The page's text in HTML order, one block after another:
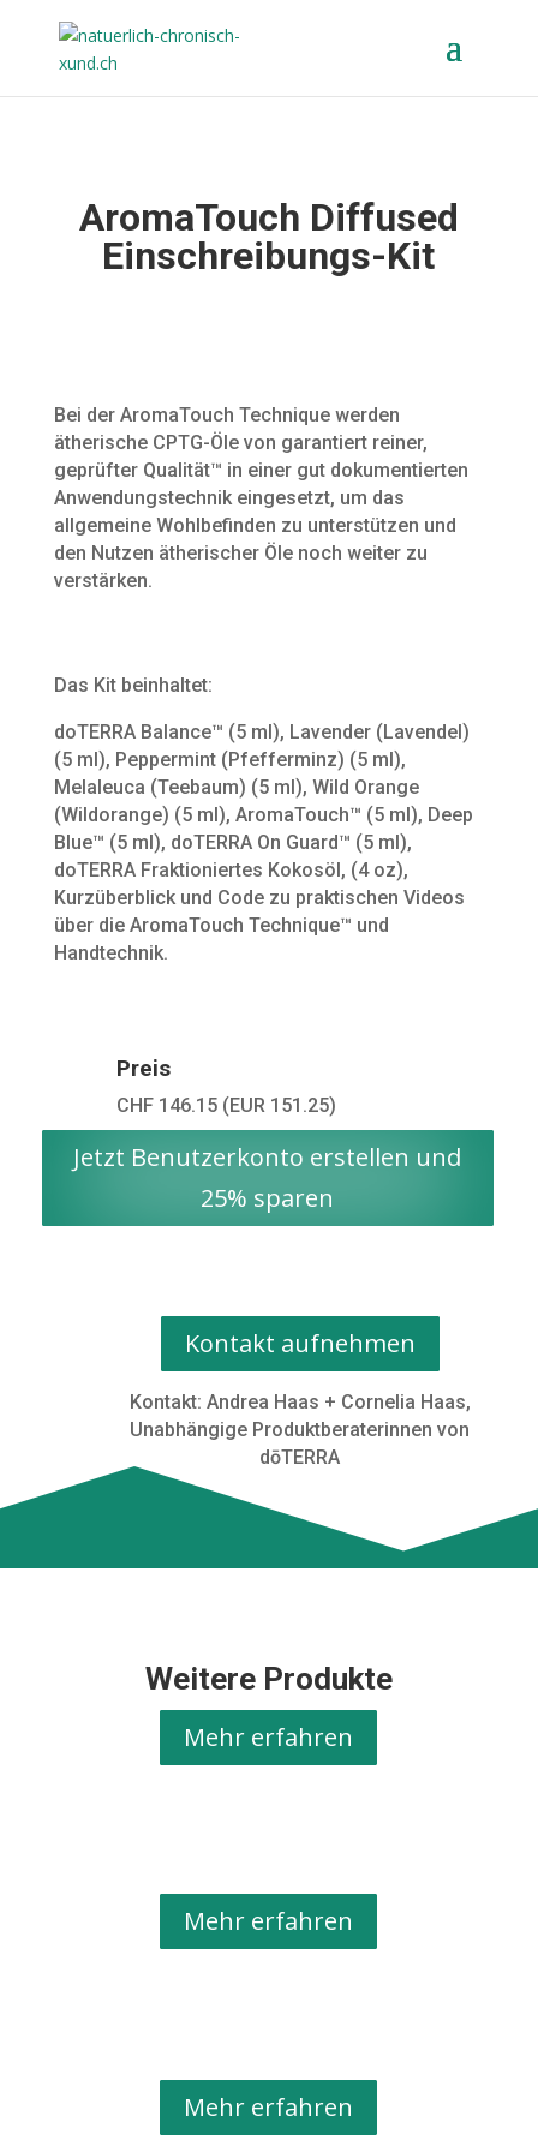
AromaTouch Diffused
Einschreibungs-Kit
Bei der AromaTouch Technique werden
ätherische CPTG-Öle von garantiert reiner,
geprüfter Qualität™ in einer gut dokumentierten
Anwendungstechnik eingesetzt, um das
allgemeine Wohlbefinden zu unterstützen und
den Nutzen ätherischer Öle noch weiter zu
verstärken.
Das Kit beinhaltet:
doTERRA Balance™ (5 ml), Lavender (Lavendel)
(5 ml), Peppermint (Pfefferminz) (5 ml),
Melaleuca (Teebaum) (5 ml), Wild Orange
(Wildorange) (5 ml), AromaTouch™ (5 ml), Deep
Blue™ (5 ml), doTERRA On Guard™ (5 ml),
doTERRA Fraktioniertes Kokosöl, (4 oz),
Kurzüberblick und Code zu praktischen Videos
über die AromaTouch Technique™ und
Handtechnik.
Preis
CHF 146.15 (EUR 151.25)
Jetzt Benutzerkonto erstellen und
25% sparen
Kontakt aufnehmen
Kontakt: Andrea Haas + Cornelia Haas,
Unabhängige Produktberaterinnen von
dōTERRA
Weitere Produkte
Mehr erfahren
Mehr erfahren
Mehr erfahren